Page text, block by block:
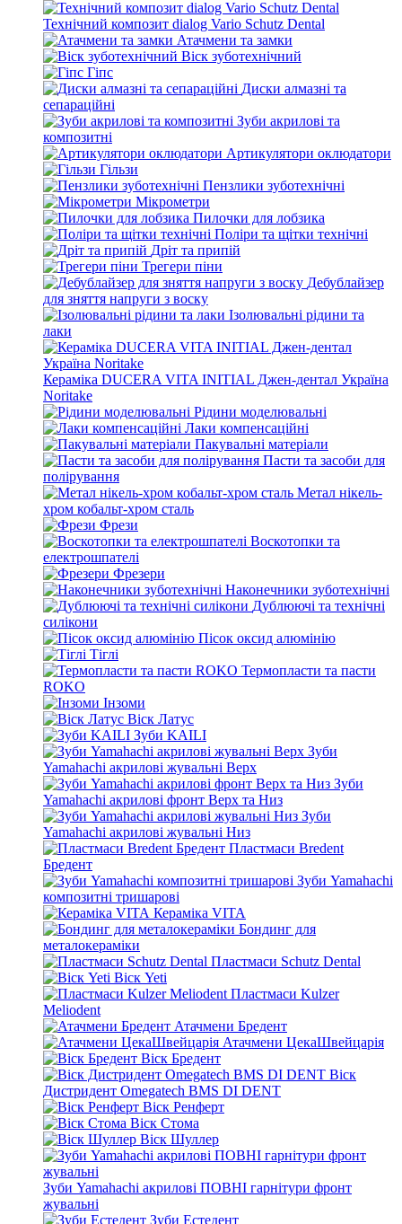
Технічний композит dialog Vario Schutz Dental
Атачмени та замки
Віск зуботехнічний
Гіпс
Диски алмазні та
сепараційні
Зуби акрилові та
композитні
Артикулятори оклюдатори
Гільзи
Пензлики зуботехнічні
Мікрометри
Пилочки для лобзика
Поліри та щітки технічні
Дріт та припій
Трегери піни
Дебублайзер
для зняття напруги з воску
Ізолювальні рідини та
лаки
Кераміка DUCERA VITA INITIAL Джен-дентал Україна
Noritake
Рідини моделювальні
Лаки компенсаційні
Пакувальні матеріали
Пасти та засоби для
полірування
Метал нікель-
хром кобальт-хром сталь
Фрези
Воскотопки та
електрошпателі
Фрезери
Наконечники зуботехнічні
Дублюючі та технічні
силікони
Пісок оксид алюмінію
Тіглі
Термопласти та пасти
ROKO
Інзоми
Віск Латус
Зуби KAILI
Зуби
Yamahachi акрилові жувальні Верх
Зуби
Yamahachi акрилові фронт Верх та Низ
Зуби
Yamahachi акрилові жувальні Низ
Пластмаси Bredent
Бредент
Зуби Yamahachi
композитні тришарові
Кераміка VITA
Бондинг для
металокераміки
Пластмаси Schutz Dental
Віск Yeti
Пластмаси Kulzer
Meliodent
Атачмени Бредент
Атачмени ЦекаШвейцарія
Віск Бредент
Віск
Дистридент Omegatech BMS DI DENT
Віск Ренферт
Віск Стома
Віск Шуллер
Зуби Yamahachi акрилові ПОВНІ гарнітури фронт
жувальні
Зуби Естедент